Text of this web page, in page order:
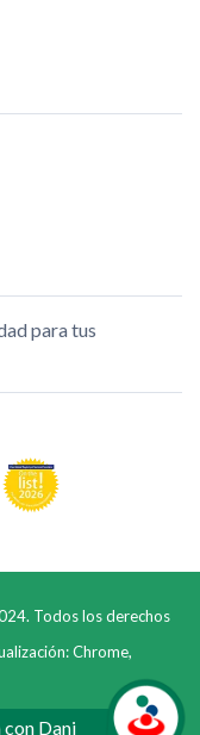
para tus
Todos los derechos
Chrome,
con Dani